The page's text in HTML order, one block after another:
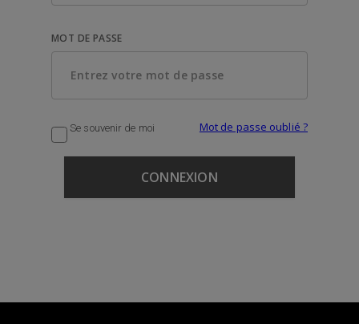
MOT DE PASSE
Se souvenir de moi Mot de passe oublié ?